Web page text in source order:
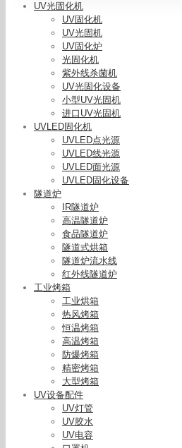
UV光固化机
UV固化机
UV光固机
UV固化炉
光固化机
紫外线杀菌机
UV光固化设备
小型UV光固机
进口UV光固机
UVLED固化机
UVLED点光源
UVLED线光源
UVLED面光源
UVLED固化设备
隧道炉
IR隧道炉
高温隧道炉
食品隧道炉
隧道式烘箱
隧道炉流水线
红外线隧道炉
工业烤箱
工业烘箱
热风烤箱
恒温烤箱
高温烤箱
防爆烤箱
精密烤箱
大型烤箱
UV设备配件
UV灯管
UV胶水
UV电容
口罩点带机_现货供应口罩点